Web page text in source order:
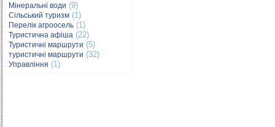
Мінеральні води (9)
Сільський туризм (1)
Перелік агроосель (1)
Туристична афіша (22)
Туристичні маршрути (5)
туристичні маршрути (32)
Управління (1)